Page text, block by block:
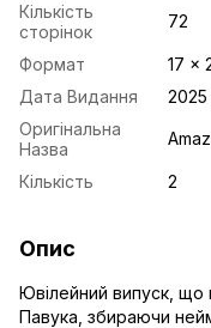
Кількість
сторінок
72
Формат
17 x
Дата Видання
2025
Оригінальна
Назва
Кількість 2
Опис
Ювілейний випуск,
Павука, збираючи